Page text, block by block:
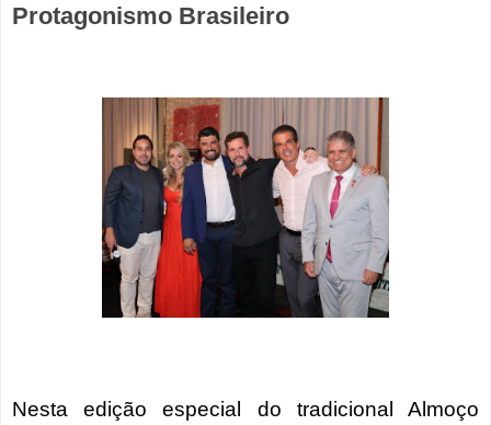
Protagonismo Brasileiro
Nesta edição especial do tradicional Almoço